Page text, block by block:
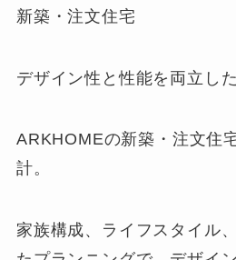
新築・注文住宅
デザイン性と性能を両立し
ARKHOMEの新築・注文住
計。
家族構成、ライフスタイル